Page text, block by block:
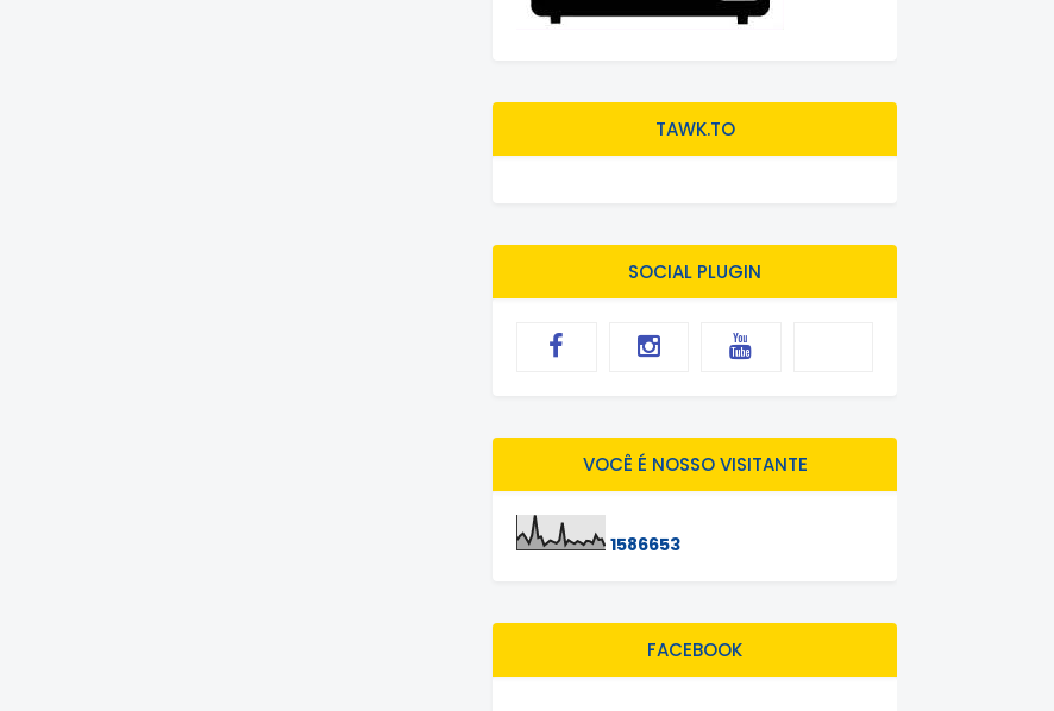
TAWK.TO
SOCIAL PLUGIN
VOCÊ É NOSSO VISITANTE
1586653
FACEBOOK